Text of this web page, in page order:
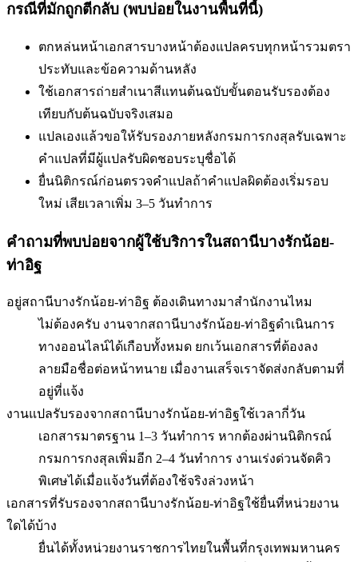
กรณีที่มักถูกตีกลับ (พบบ่อยในงานพื้นที่นี้)
ตกหล่นหน้าเอกสารบางหน้าต้องแปลครบทุกหน้ารวมตรา
ประทับและข้อความด้านหลัง
ใช้เอกสารถ่ายสำเนาสีแทนต้นฉบับขั้นตอนรับรองต้อง
เทียบกับต้นฉบับจริงเสมอ
แปลเองแล้วขอให้รับรองภายหลังกรมการกงสุลรับเฉพาะ
คำแปลที่มีผู้แปลรับผิดชอบระบุชื่อได้
ยื่นนิติกรณ์ก่อนตรวจคำแปลถ้าคำแปลผิดต้องเริ่มรอบ
ใหม่ เสียเวลาเพิ่ม 3–5 วันทำการ
คำถามที่พบบ่อยจากผู้ใช้บริการในสถานีบางรักน้อย-
ท่าอิฐ
อยู่สถานีบางรักน้อย-ท่าอิฐ ต้องเดินทางมาสำนักงานไหม
ไม่ต้องครับ งานจากสถานีบางรักน้อย-ท่าอิฐดำเนินการ
ทางออนไลน์ได้เกือบทั้งหมด ยกเว้นเอกสารที่ต้องลง
ลายมือชื่อต่อหน้าทนาย เมื่องานเสร็จเราจัดส่งกลับตามที่
อยู่ที่แจ้ง
งานแปลรับรองจากสถานีบางรักน้อย-ท่าอิฐใช้เวลากี่วัน
เอกสารมาตรฐาน 1–3 วันทำการ หากต้องผ่านนิติกรณ์
กรมการกงสุลเพิ่มอีก 2–4 วันทำการ งานเร่งด่วนจัดคิว
พิเศษได้เมื่อแจ้งวันที่ต้องใช้จริงล่วงหน้า
เอกสารที่รับรองจากสถานีบางรักน้อย-ท่าอิฐใช้ยื่นที่หน่วยงาน
ใดได้บ้าง
ยื่นได้ทั้งหน่วยงานราชการไทยในพื้นที่กรุงเทพมหานคร